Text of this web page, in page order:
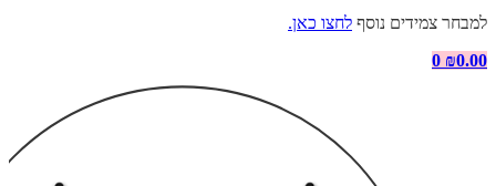
למבחר צמידים נוסף לחצו כאן.
₪0.00
0